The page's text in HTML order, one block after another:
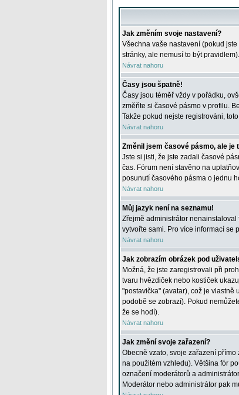
Jak změním svoje nastavení?
Všechna vaše nastavení (pokud
stránky, ale nemusí to být
Návrat nahoru
Časy jsou špatně!
Časy jsou téměř vždy v pořádku,
změňte si časové pásmo v profilu.
Takže pokud nejste registrováni,
Návrat nahoru
Změnil jsem časové pásmo, ale je
Jste si jisti, že jste zadali časové
čas. Fórum není stavěno na
posunutí časového pásma o jednu
Návrat nahoru
Můj jazyk není na seznamu!
Zřejmě administrátor
vytvořte sami. Pro více informací se
Návrat nahoru
Jak zobrazím obrázek pod
Možná, že jste zaregistrovali při
tvaru hvězdiček nebo kostiček
"postavička" (avatar), což je vlastně
podobě se zobrazí). Pokud
že se hodí).
Návrat nahoru
Jak změní svoje zařazení?
Obecně vzato, svoje zařazení
na použitém vzhledu). Většina fór
označení moderátorů a
Moderátor nebo administrátor pak